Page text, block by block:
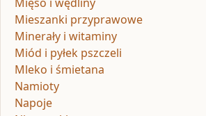
Mieszanki przyprawowe
Minerały i witaminy
Miód i pyłek pszczeli
Mleko i śmietana
Namioty
Napoje